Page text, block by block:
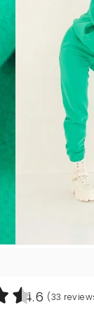
4.6 (33